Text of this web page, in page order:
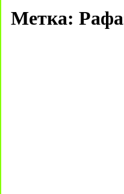
Метка: